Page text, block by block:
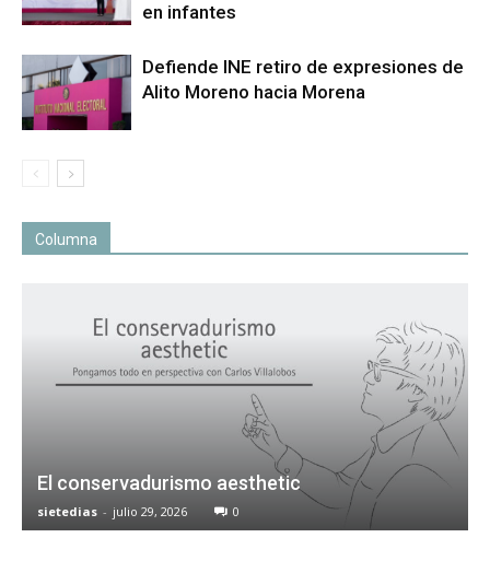
en infantes
Defiende INE retiro de expresiones de
Alito Moreno hacia Morena
Columna
El conservadurismo aesthetic
sietedias - julio 29, 2026 0